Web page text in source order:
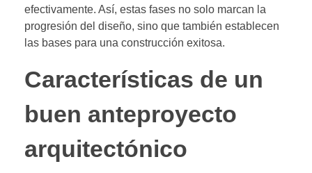
efectivamente. Así, estas fases no solo marcan la
progresión del diseño, sino que también establecen
las bases para una construcción exitosa.
Características de un
buen anteproyecto
arquitectónico